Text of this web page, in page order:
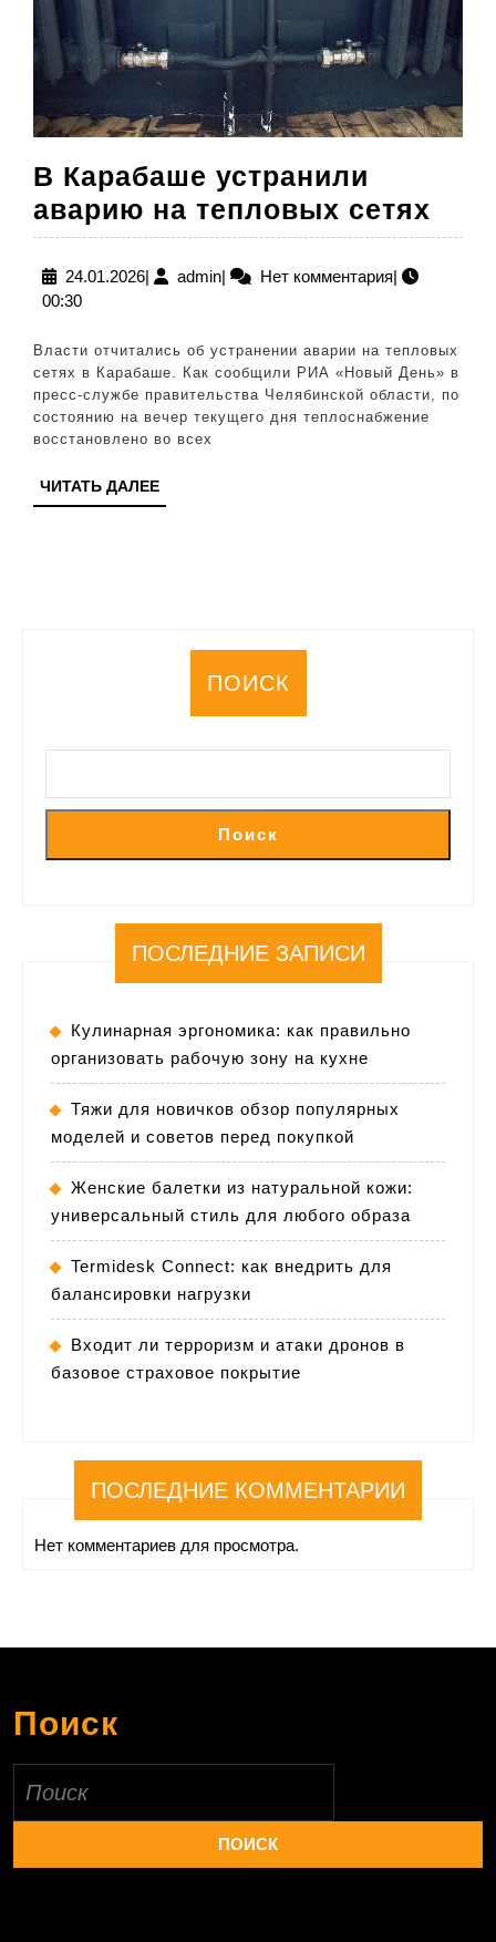
В Карабаше устранили
аварию на тепловых сетях
на
24.01.202624.01.2026
| adminadmin
| Нет комментария|
00:30
Власти отчитались об устранении аварии на тепловых
сетях в Карабаше. Как сообщили РИА «Новый День» в
пресс-службе правительства Челябинской области, по
состоянию на вечер текущего дня теплоснабжение
восстановлено во всех
ЧИТАТЬ ДАЛЕЕЧИТАТЬ
ДАЛЕЕ
ПОИСК
Поиск
ПОСЛЕДНИЕ ЗАПИСИ
Кулинарная эргономика: как правильно
организовать рабочую зону на кухне
Тяжи для новичков обзор популярных
моделей и советов перед покупкой
Женские балетки из натуральной кожи:
универсальный стиль для любого образа
Termidesk Connect: как внедрить для
балансировки нагрузки
Входит ли терроризм и атаки дронов в
базовое страховое покрытие
ПОСЛЕДНИЕ КОММЕНТАРИИ
Нет комментариев для просмотра.
Поиск